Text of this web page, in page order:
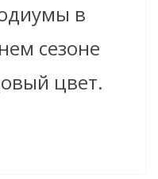
в
сезоне
цвет.